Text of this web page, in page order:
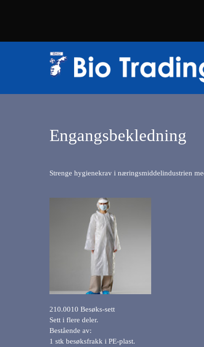
Engangsbekledning
Strenge hygienekrav i næringsmiddelindustrien
210.0010 Besøks-sett
Sett i flere deler.
Bestående av:
1 stk besøksfrakk i PE-plast.